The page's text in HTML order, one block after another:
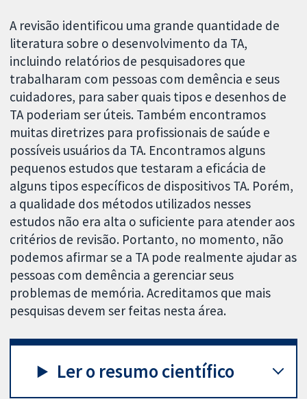
A revisão identificou uma grande quantidade de
literatura sobre o desenvolvimento da TA,
incluindo relatórios de pesquisadores que
trabalharam com pessoas com demência e seus
cuidadores, para saber quais tipos e desenhos de
TA poderiam ser úteis. Também encontramos
muitas diretrizes para profissionais de saúde e
possíveis usuários da TA. Encontramos alguns
pequenos estudos que testaram a eficácia de
alguns tipos específicos de dispositivos TA. Porém,
a qualidade dos métodos utilizados nesses
estudos não era alta o suficiente para atender aos
critérios de revisão. Portanto, no momento, não
podemos afirmar se a TA pode realmente ajudar as
pessoas com demência a gerenciar seus
problemas de memória. Acreditamos que mais
pesquisas devem ser feitas nesta área.
Ler o resumo científico